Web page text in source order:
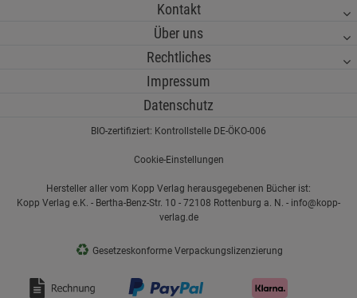
Kontakt
Über uns
Rechtliches
Impressum
Datenschutz
BIO-zertifiziert: Kontrollstelle DE-ÖKO-006
Cookie-Einstellungen
Hersteller aller vom Kopp Verlag herausgegebenen Bücher ist:
Kopp Verlag e.K. - Bertha-Benz-Str. 10 - 72108 Rottenburg a. N. - info@kopp-
verlag.de
♻ Gesetzeskonforme Verpackungslizenzierung